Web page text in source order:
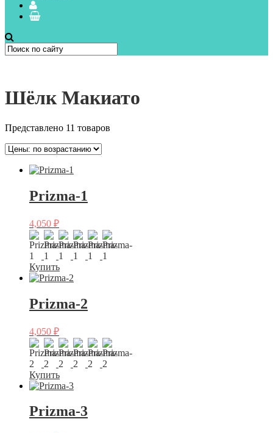
Шёлк Макиато
Представлено 11 товаров
Prizma-1
4,050 ₽
Купить
Prizma-2
4,050 ₽
Купить
Prizma-3